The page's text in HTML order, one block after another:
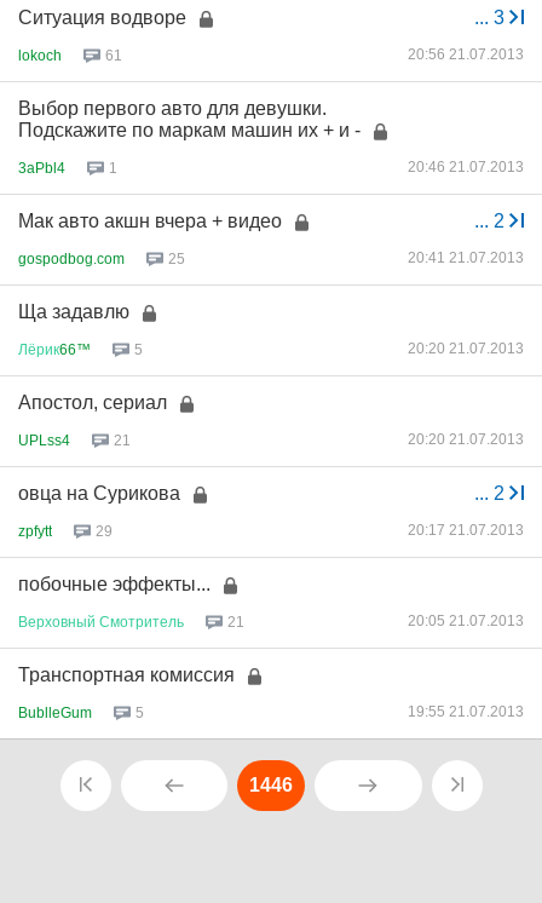
... 3
Ситуация водворе
lokoch 61 20:56 21.07.2013
Выбор первого авто для девушки.
Подскажите по маркам машин их + и -
3aPbl4 1 20:46 21.07.2013
... 2
Мак авто акшн вчера + видео
gospodbog.com 25 20:41 21.07.2013
Ща задавлю
Лёрик66™ 5 20:20 21.07.2013
Апостол, сериал
UPLss4 21 20:20 21.07.2013
... 2
овца на Сурикова
zpfytt 29 20:17 21.07.2013
побочные эффекты...
Верховный Смотритель 21 20:05 21.07.2013
Транспортная комиссия
BublleGum 5 19:55 21.07.2013
1446